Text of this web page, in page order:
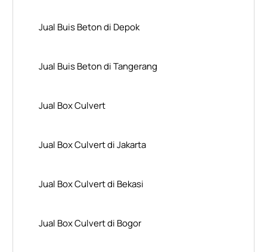
Jual Buis Beton di Depok
Jual Buis Beton di Tangerang
Jual Box Culvert
Jual Box Culvert di Jakarta
Jual Box Culvert di Bekasi
Jual Box Culvert di Bogor